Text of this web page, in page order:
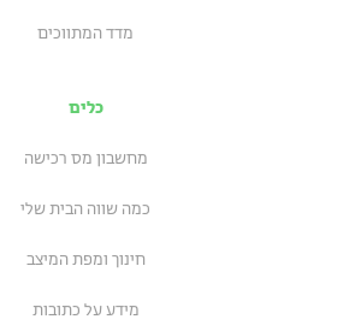
מדד המתווכים
כלים
מחשבון מס רכישה
כמה שווה הבית שלי
חינוך ומפת המיצב
מידע על כתובות